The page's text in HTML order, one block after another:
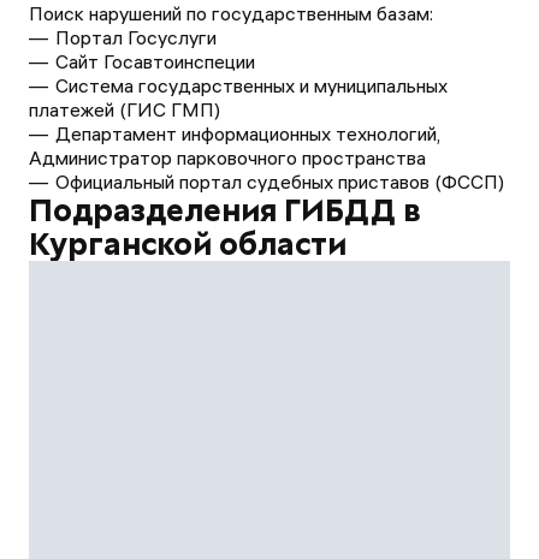
Поиск нарушений по государственным базам:
Портал Госуслуги
Сайт Госавтоинспеции
Система государственных и муниципальных
платежей (ГИС ГМП)
Департамент информационных технологий,
Администратор парковочного пространства
Официальный портал судебных приставов (ФССП)
Подразделения ГИБДД в
Курганской области